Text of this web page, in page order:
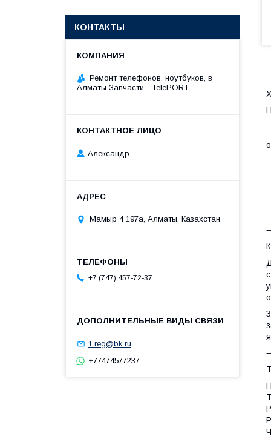
КОНТАКТЫ
Ремонт телефонов, ноутбуков, в
Алматы Запчасти - TelePORT
Александр
Мамыр 4 197а, Алматы, Казахстан
+7 (747) 457-72-37
1.reg@bk.ru
+77474577237